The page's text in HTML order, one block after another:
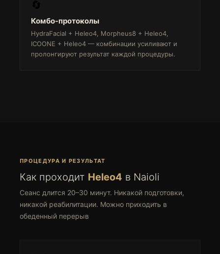
Комбо-протоколы
HydraFacial + Heleo4, Morpheus8 + Heleo4,
ICOONE + Heleo4 — комбинации усиливают и
пролонгируют результат каждой процедуры.
ПРОЦЕДУРА И РЕЗУЛЬТАТ
Как проходит Heleo4 в Naioli
Сеанс длится 20–30 минут. Никакой подготовки,
никакой реабилитации. Можно приходить в
обеденный перерыв